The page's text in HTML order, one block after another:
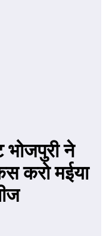
भोजपुरी ने
करो मईया